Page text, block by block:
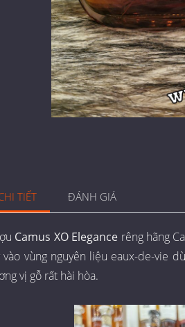
TIẾT ĐÁNH GIÁ
Camus XO Elegance rêng hãng
vào vùng nguyên liệu eaux-de-vie
vị gỗ rất hài hòa.